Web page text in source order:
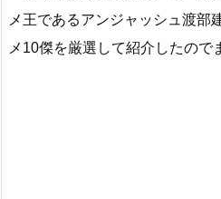
メ王であるアンジャッシュ渡部
メ10傑を厳選して紹介したので